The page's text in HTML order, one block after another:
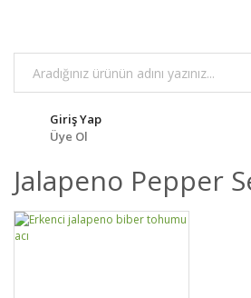
Giriş Yap
Üye Ol
Jalapeno Pepper